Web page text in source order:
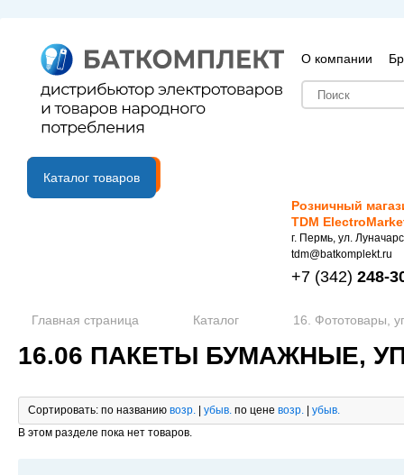
О компании
B2B портал
Каталог товаров
Розничный
TDM
г. Пермь, ул.
tdm@batkomplekt.ru
+7 (342) 248-
Главная страница Каталог 16. Фототовары,
16.06 ПАКЕТЫ БУМАЖНЫЕ,
Сортировать: по названию возр. | убыв. по цене возр. | убыв.
В этом разделе пока нет товаров.